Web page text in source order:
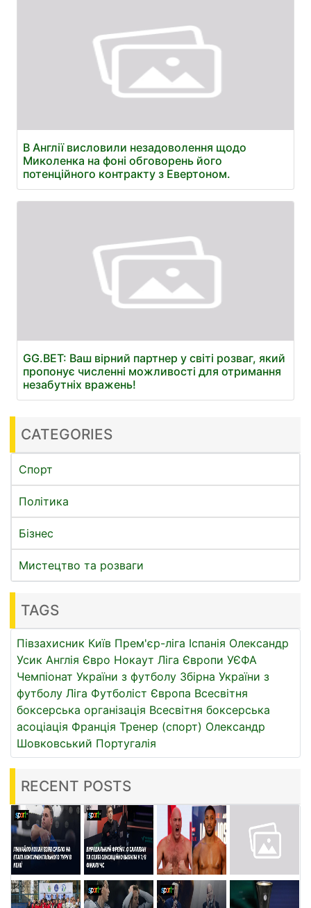
В Англії висловили незадоволення щодо
Миколенка на фоні обговорень його
потенційного контракту з Евертоном.
GG.BET: Ваш вірний партнер у світі розваг, який
пропонує численні можливості для отримання
незабутніх вражень!
CATEGORIES
Спорт
Політика
Бізнес
Мистецтво та розваги
TAGS
Півзахисник Київ Прем'єр-ліга Іспанія Олександр
Усик Англія Євро Нокаут Ліга Європи УЄФА
Чемпіонат України з футболу Збірна України з
футболу Ліга Футболіст Європа Всесвітня
боксерська організація Всесвітня боксерська
асоціація Франція Тренер (спорт) Олександр
Шовковський Португалія
RECENT POSTS